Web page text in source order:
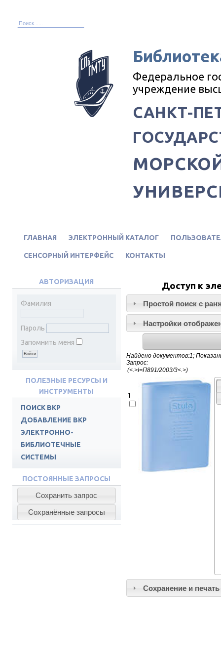
Федеральное
учреждение
САНКТ-
ГЛАВНАЯ ЭЛЕКТРОННЫЙ КАТАЛОГ
СЕНСОРНЫЙ ИНТЕРФЕЙС КОНТАКТЫ
АВТОРИЗАЦИЯ
Фамилия
Пароль
Запомнить меня
ПОЛЕЗНЫЕ РЕСУРСЫ И
ИНСТРУМЕНТЫ
ПОИСК ВКР
ДОБАВЛЕНИЕ ВКР
ЭЛЕКТРОННО-
БИБЛИОТЕЧНЫЕ
СИСТЕМЫ
ЭБС СПБГМТУ
ПОСТОЯННЫЕ ЗАПРОСЫ
Доступ к
Простой поиск c
Настройки
Найдено документов:1;
Запрос:
1
Сохранение и печать